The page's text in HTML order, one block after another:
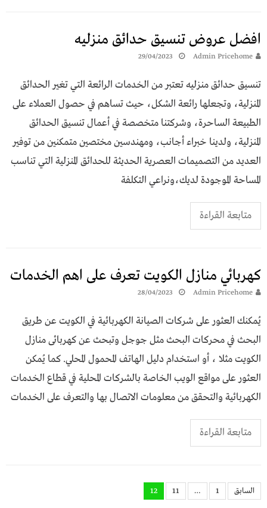
افضل عروض تنسيق حدائق منزليه
Admin Pricehome
29/04/2023
تنسيق حدائق منزليه تعتبر من الخدمات الرائعة التي تغير الحدائق
المنزلية، وتجعلها رائعة الشكل، حيث تساهم في حصول العملاء على
الطبيعة الساحرة، وشركتنا متخصصة في أعمال تنسيق الحدائق
المنزلية، ولدينا خبراء أجانب، ومهندسين مختصين متمكنين من توفير
العديد من التصميمات العصرية الحديثة للحدائق المنزلية التي تناسب
المساحة الموجودة لديك،ونراعي التكلفة
متابعة القراءة
كهربائي منازل الكويت تعرف على اهم الخدمات
Admin Pricehome
28/04/2023
يُمكنك العثور على شركات الصيانة الكهربائية في الكويت عن طريق
البحث في محركات البحث مثل جوجل وتبحث عن كهربائى منازل
الكويت مثلا ، أو استخدام دليل الهاتف المحمول المحلي. كما يُمكن
العثور على مواقع الويب الخاصة بالشركات المحلية في قطاع الخدمات
الكهربائية والتحقق من معلومات الاتصال بها والتعرف على الخدمات
متابعة القراءة
تعدد
السابق 1
…
11
12